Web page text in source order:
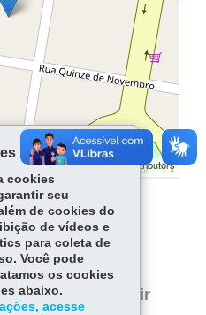
| ©OpenStreetMapcontributors
Twitter
WhatsApp
Imprimir
cookies
seu
de cookies do
de vídeos e
para coleta de
Você pode
os cookies
abaixo.
acesse